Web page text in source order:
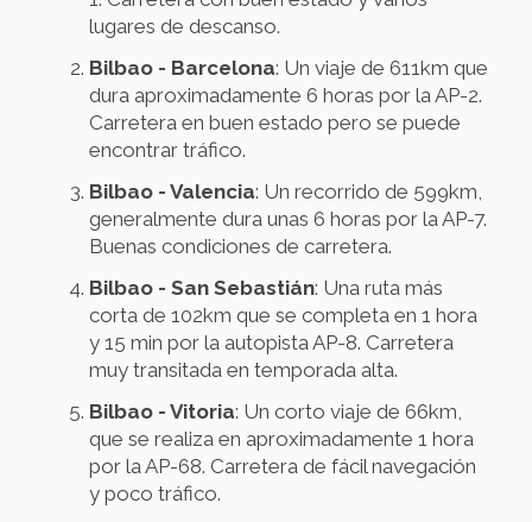
lugares de descanso.
Bilbao - Barcelona: Un viaje de 611km que
dura aproximadamente 6 horas por la AP-2.
Carretera en buen estado pero se puede
encontrar tráfico.
Bilbao - Valencia: Un recorrido de 599km,
generalmente dura unas 6 horas por la AP-7.
Buenas condiciones de carretera.
Bilbao - San Sebastián: Una ruta más
corta de 102km que se completa en 1 hora
y 15 min por la autopista AP-8. Carretera
muy transitada en temporada alta.
Bilbao - Vitoria: Un corto viaje de 66km,
que se realiza en aproximadamente 1 hora
por la AP-68. Carretera de fácil navegación
y poco tráfico.